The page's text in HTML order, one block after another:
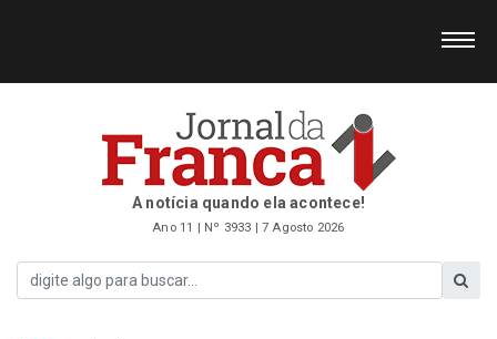
A notícia quando ela acontece!
Ano 11 | Nº 3933 | 7 Agosto 2026